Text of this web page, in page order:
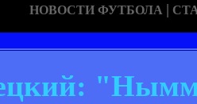
НОВОСТИ ФУТБОЛА |